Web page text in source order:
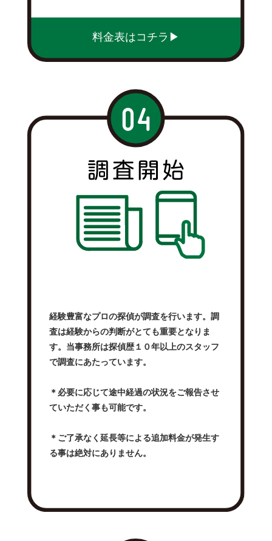
料金表はコチラ▶︎
経験豊富なプロの探偵が調査を行います。調
査は経験からの判断がとても重要となりま
す。当事務所は探偵歴１０年以上のスタッフ
で調査にあたっています。
＊必要に応じて途中経過の状況をご報告させ
ていただく事も可能です。
＊ご了承なく延長等による追加料金が発生す
る事は絶対にありません。